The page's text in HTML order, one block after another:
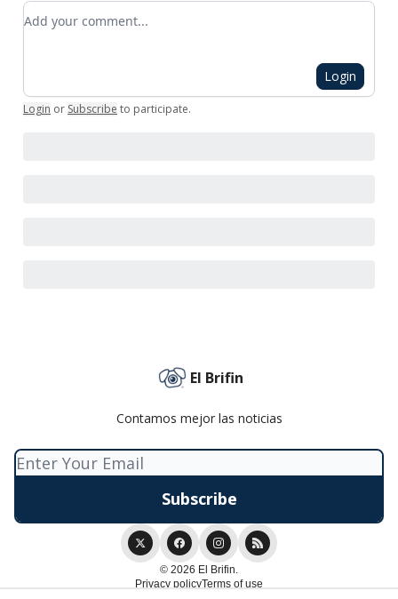
Add your comment
Login
Login or Subscribe to participate.
El Brifin
Contamos mejor las noticias
© 2026 El Brifin.
Privacy policyTerms of use